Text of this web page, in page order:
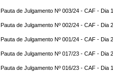
Pauta de Julgamento Nº 003/24 - CAF - Dia
Pauta de Julgamento Nº 002/24 - CAF - Dia
Pauta de Julgamento Nº 001/24 - CAF - Dia
Pauta de Julgamento Nº 017/23 - CAF - Dia
Pauta de Julgamento Nº 016/23 - CAF - Dia